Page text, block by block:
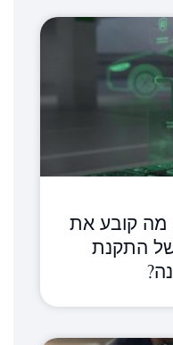
מה קובע את
התקנת